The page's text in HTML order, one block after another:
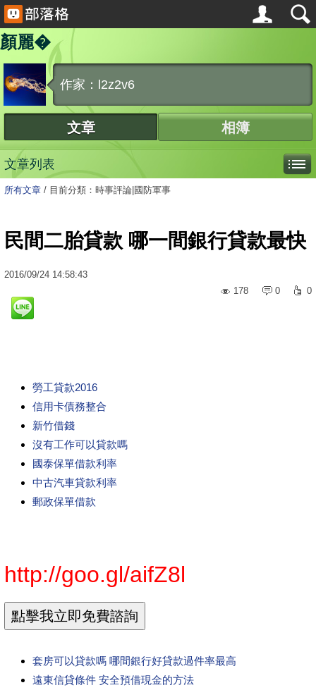
顏麗�
作家：l2z2v6
文章 相簿
文章列表
所有文章 / 目前分類：時事評論|國防軍事
民間二胎貸款 哪一間銀行貸款最快
2016/09/24 14:58:43
178
0 0
勞工貸款2016
信用卡債務整合
新竹借錢
沒有工作可以貸款嗎
國泰保單借款利率
中古汽車貸款利率
郵政保單借款
http://goo.gl/aifZ8l
套房可以貸款嗎 哪間銀行好貸款過件率最高
遠東信貸條件 安全預借現金的方法